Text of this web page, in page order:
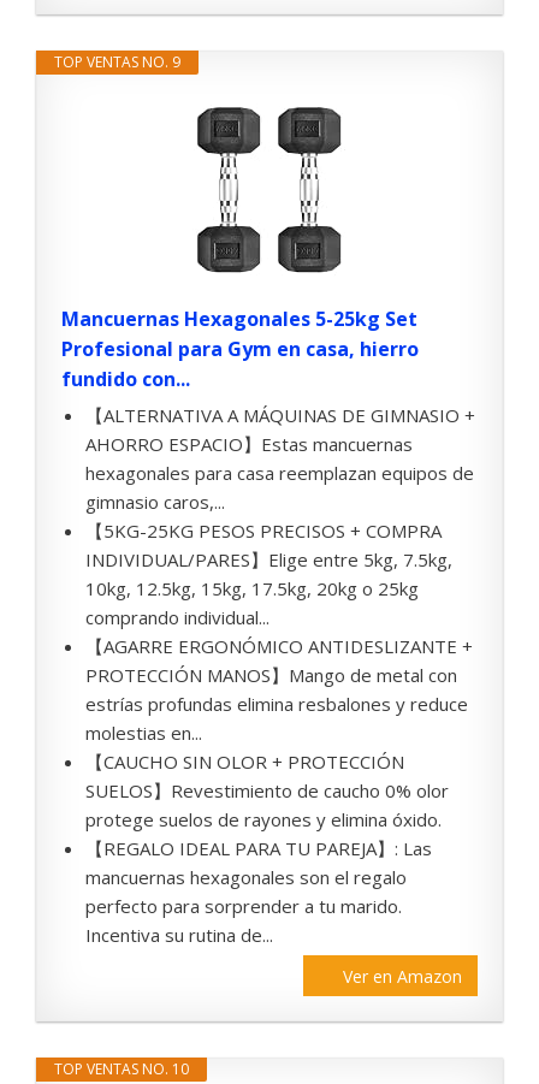
TOP VENTAS NO. 9
Mancuernas Hexagonales 5-25kg Set
Profesional para Gym en casa, hierro
fundido con...
【ALTERNATIVA A MÁQUINAS DE GIMNASIO +
AHORRO ESPACIO】Estas mancuernas
hexagonales para casa reemplazan equipos de
gimnasio caros,...
【5KG-25KG PESOS PRECISOS + COMPRA
INDIVIDUAL/PARES】Elige entre 5kg, 7.5kg,
10kg, 12.5kg, 15kg, 17.5kg, 20kg o 25kg
comprando individual...
【AGARRE ERGONÓMICO ANTIDESLIZANTE +
PROTECCIÓN MANOS】Mango de metal con
estrías profundas elimina resbalones y reduce
molestias en...
【CAUCHO SIN OLOR + PROTECCIÓN
SUELOS】Revestimiento de caucho 0% olor
protege suelos de rayones y elimina óxido.
【REGALO IDEAL PARA TU PAREJA】: Las
mancuernas hexagonales son el regalo
perfecto para sorprender a tu marido.
Incentiva su rutina de...
Ver en Amazon
TOP VENTAS NO. 10